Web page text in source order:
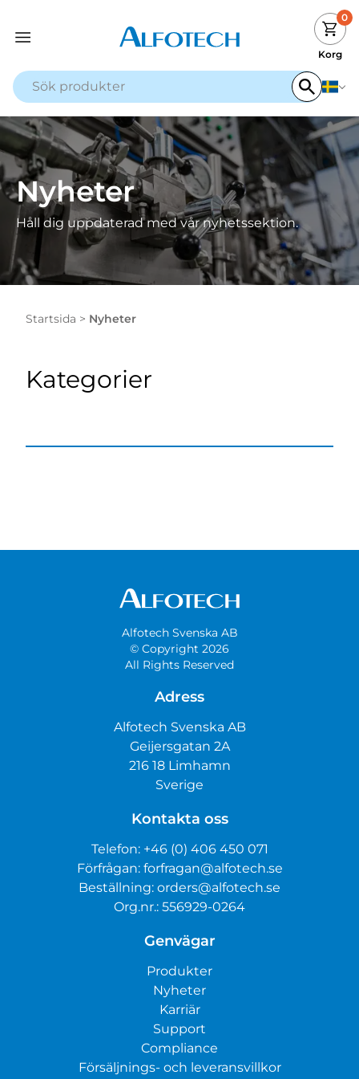
0
Korg
Nyheter
Håll dig uppdaterad med vår nyhetssektion.
Startsida > Nyheter
Kategorier
Alfotech Svenska AB
© Copyright 2026
All Rights Reserved
Adress
Alfotech Svenska AB
Geijersgatan 2A
216 18 Limhamn
Sverige
Kontakta oss
Telefon: +46 (0) 406 450 071
Förfrågan: forfragan@alfotech.se
Beställning: orders@alfotech.se
Org.nr.: 556929-0264
Genvägar
Produkter
Nyheter
Karriär
Support
Compliance
Försäljnings- och leveransvillkor